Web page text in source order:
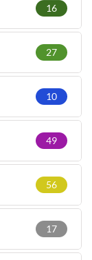
16
27
10
49
56
17